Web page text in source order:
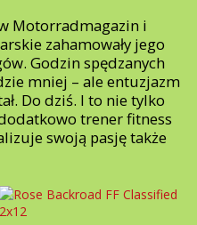
Motorradmagazin i
zahamowały jego
Godzin spędzanych
mniej – ale entuzjazm
Do dziś. I to nie tylko
trener fitness
swoją pasję także